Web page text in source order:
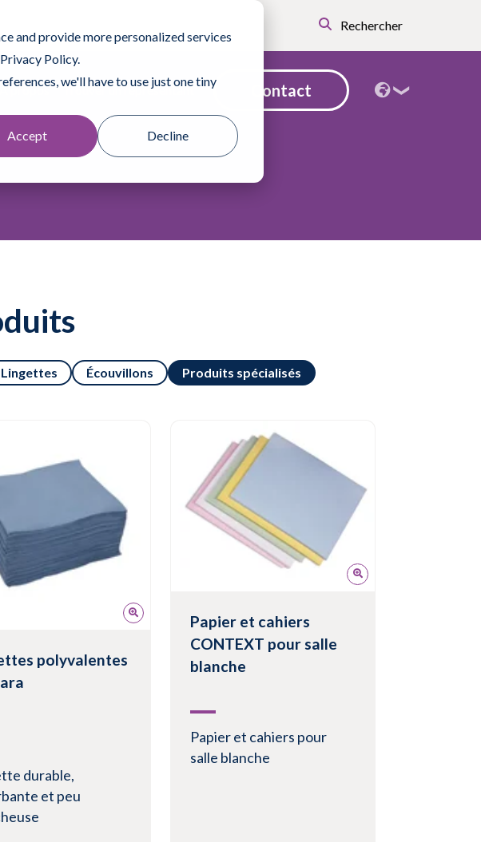
and provide more personalized services
Policy.
we'll have to use just one tiny
Accept Decline
Rechercher
À propos Trouver un représentant Contact
Lingettes Écouvillons Produits spécialisés
polyvalentes
durable,
et peu
Papier et cahiers
CONTEXT pour salle
blanche
Papier et cahiers pour
salle blanche